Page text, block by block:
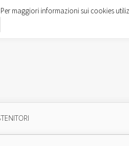
maggiori informazioni sui cookies